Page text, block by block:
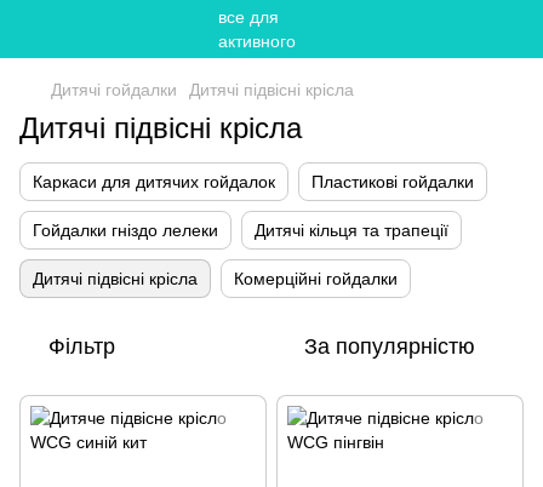
Дитячі гойдалки Дитячі підвісні крісла
Дитячі підвісні крісла
Каркаси для дитячих гойдалок Пластикові гойдалки
Гойдалки гніздо лелеки Дитячі кільця та трапеції
Дитячі підвісні крісла Комерційні гойдалки
Фільтр За популярністю